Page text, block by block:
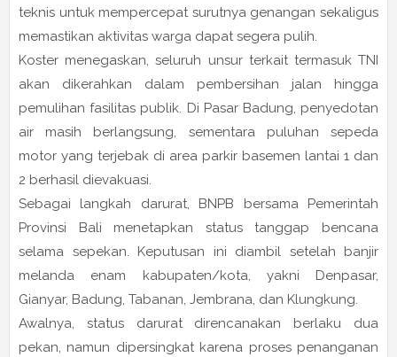
teknis untuk mempercepat surutnya genangan sekaligus
memastikan aktivitas warga dapat segera pulih.
Koster menegaskan, seluruh unsur terkait termasuk TNI
akan dikerahkan dalam pembersihan jalan hingga
pemulihan fasilitas publik. Di Pasar Badung, penyedotan
air masih berlangsung, sementara puluhan sepeda
motor yang terjebak di area parkir basemen lantai 1 dan
2 berhasil dievakuasi.
Sebagai langkah darurat, BNPB bersama Pemerintah
Provinsi Bali menetapkan status tanggap bencana
selama sepekan. Keputusan ini diambil setelah banjir
melanda enam kabupaten/kota, yakni Denpasar,
Gianyar, Badung, Tabanan, Jembrana, dan Klungkung.
Awalnya, status darurat direncanakan berlaku dua
pekan, namun dipersingkat karena proses penanganan